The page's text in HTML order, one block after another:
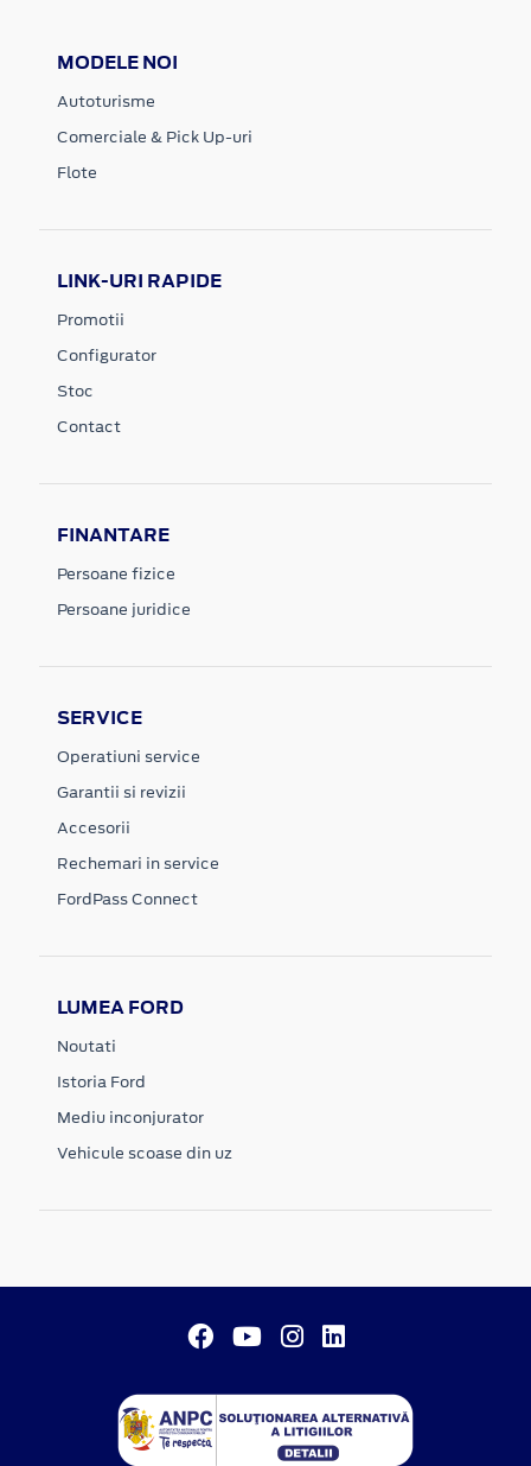
MODELE NOI
Autoturisme
Comerciale & Pick Up-uri
Flote
LINK-URI RAPIDE
Promotii
Configurator
Stoc
Contact
FINANTARE
Persoane fizice
Persoane juridice
SERVICE
Operatiuni service
Garantii si revizii
Accesorii
Rechemari in service
FordPass Connect
LUMEA FORD
Noutati
Istoria Ford
Mediu inconjurator
Vehicule scoase din uz